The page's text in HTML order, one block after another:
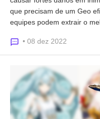
que precisam de um Geo
equipes podem extrair o
• 08 dez 2022